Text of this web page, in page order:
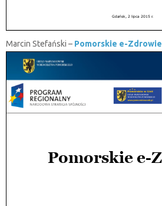
Marcin Stefański – Pomorskie e-Zdrowie